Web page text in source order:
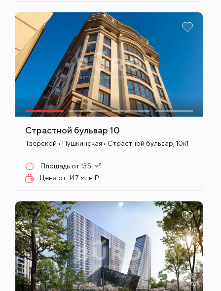
Страстной бульвар 10
Тверской • Пушкинская • Страстной бульвар, 10к1
Площадь от135 м²
Цена от 147 млн ₽